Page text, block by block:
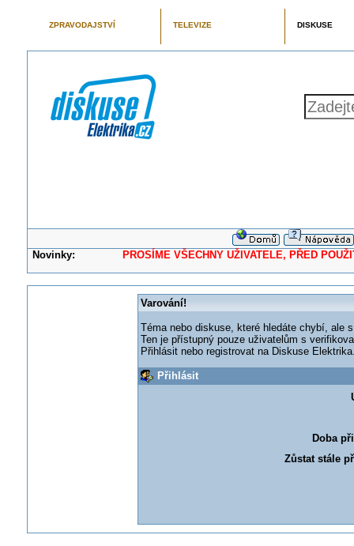
ZPRAVODAJSTVÍ TELEVIZE DISKUSE
Novinky: PROSÍME VŠECHNY UŽIVATELE, PŘED
Varování!
Téma nebo diskuse, které hledáte chybí, ale
Ten je přístupný pouze uživatelům s
Přihlásit nebo registrovat na Diskuse
Přihlásit
Doba
Zůstat stále